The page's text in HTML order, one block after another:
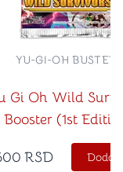
Gi Oh Wild
Booster (1st
YU-GI-OH BUSTERI
RSD